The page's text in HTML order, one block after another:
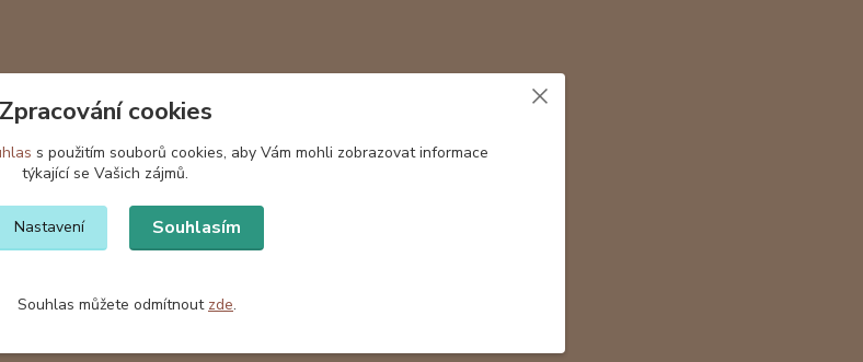
Zpracování cookies
s použitím souborů cookies, aby Vám mohli zobrazovat informace
týkající se Vašich zájmů.
Nastavení Souhlasím
Souhlas můžete odmítnout zde.